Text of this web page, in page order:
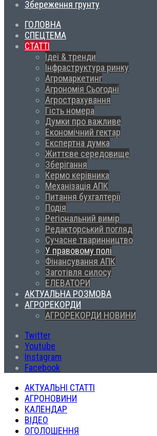
Збереження грунту
ГОЛОВНА
СПЕЦТЕМА
СТАТТІ
Ідеї & тренди
Інфраструктура ринку
Агромаркетинг
Агрономія Сьогодні
Агрострахування
Гість номера
Думки про важливе
Економічний гектар
Експертна думка
Життєве середовище
Зберігання
Кермо керівника
Механізація АПК
Питання бухгалтерії
Подія
Регіональний вимір
Редакторський погляд
Сучасне тваринництво
У правовому полі
Фінансування АПК
Заготівля силосу
ЕЛЕВАТОРИ
АКТУАЛЬНА РОЗМОВА
АГРОРЕКОРДИ
АГРОРЕКОРДИ НОВИНИ
Twitter
Youtube
Instagram
Facebook
АКТУАЛЬНІ СТАТТІ
АГРОНОВИНИ
КАЛЕНДАР
ВІДЕО
ОГОЛОШЕННЯ